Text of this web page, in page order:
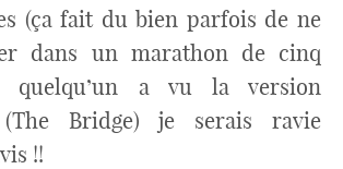
(ça fait du bien parfois de ne
dans un marathon de cinq
quelqu’un a vu la version
(The Bridge) je serais ravie
!!